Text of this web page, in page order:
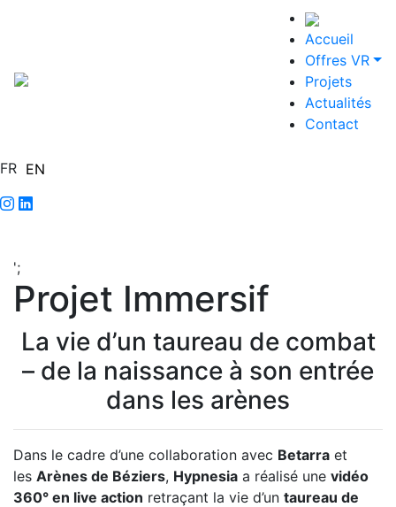
Accueil
Offres VR
Projets
Actualités
Contact
FR EN
';
Projet Immersif
La vie d’un taureau de combat
– de la naissance à son entrée
dans les arènes
Dans le cadre d’une collaboration avec Betarra et
les Arènes de Béziers, Hypnesia a réalisé une vidéo
360° en live action retraçant la vie d’un taureau de